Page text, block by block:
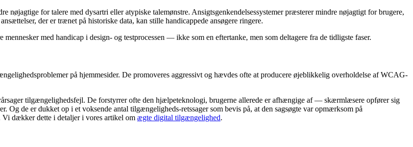
nøjagtige for talere med dysartri eller atypiske talemønstre. Ansigtsgenkendelsessystemer præsterer mindre nøjagtigt for brugere,
der er trænet på historiske data, kan stille handicappede ansøgere ringere.
med handicap i design- og testprocessen — ikke som en eftertanke, men som deltagere fra de tidligste faser.
på hjemmesider. De promoveres aggressivt og hævdes ofte at producere øjeblikkelig overholdelse af WCAG-
tilgængelighedsfejl. De forstyrrer ofte den hjælpeteknologi, brugerne allerede er afhængige af — skærmlæsere opfører sig
Og de er dukket op i et voksende antal tilgængeligheds-retssager som bevis på, at den sagsøgte var opmærksom på
dækker dette i detaljer i vores artikel om ægte digital tilgængelighed.